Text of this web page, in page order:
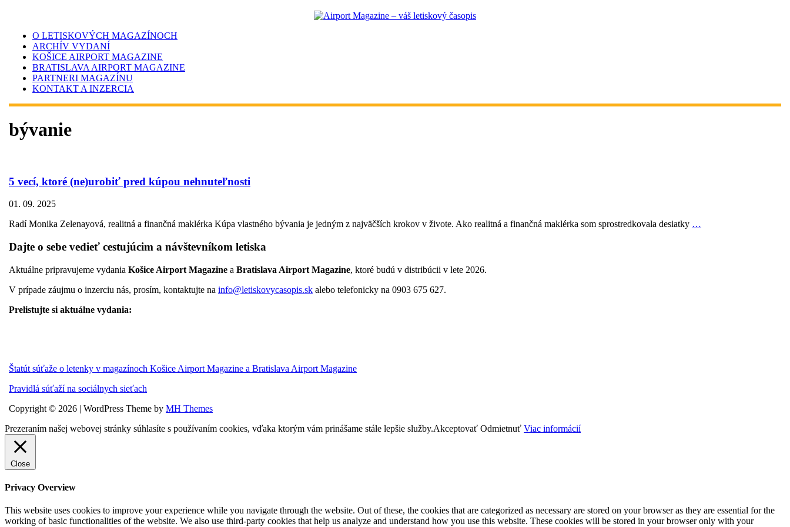
O LETISKOVÝCH MAGAZÍNOCH
ARCHÍV VYDANÍ
KOŠICE AIRPORT MAGAZINE
BRATISLAVA AIRPORT MAGAZINE
PARTNERI MAGAZÍNU
KONTAKT A INZERCIA
bývanie
5 vecí, ktoré (ne)urobiť pred kúpou nehnuteľnosti
01. 09. 2025
Radí Monika Zelenayová, realitná a finančná maklérka Kúpa vlastného bývania je jedným z najväčších krokov v živote. Ako realitná a finančná maklérka som sprostredkovala desiatky …
Dajte o sebe vedieť cestujúcim a návštevníkom letiska
Aktuálne pripravujeme vydania Košice Airport Magazine a Bratislava Airport Magazine, ktoré budú v distribúcii v lete 2026.
V prípade záujmu o inzerciu nás, prosím, kontaktujte na info@letiskovycasopis.sk alebo telefonicky na 0903 675 627.
Prelistujte si aktuálne vydania:
Štatút súťaže o letenky v magazínoch Košice Airport Magazine a Bratislava Airport Magazine
Pravidlá súťaží na sociálnych sieťach
Copyright © 2026 | WordPress Theme by MH Themes
Prezeraním našej webovej stránky súhlasíte s používaním cookies, vďaka ktorým vám prinášame stále lepšie služby.Akceptovať Odmietnuť Viac informácií
Close
Privacy Overview
This website uses cookies to improve your experience while you navigate through the website. Out of these, the cookies that are categorized as necessary are stored on your browser as they are essential for the
working of basic functionalities of the website. We also use third-party cookies that help us analyze and understand how you use this website. These cookies will be stored in your browser only with your